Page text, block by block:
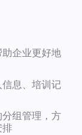
企业更好地
息、培训记
组管理，方
排